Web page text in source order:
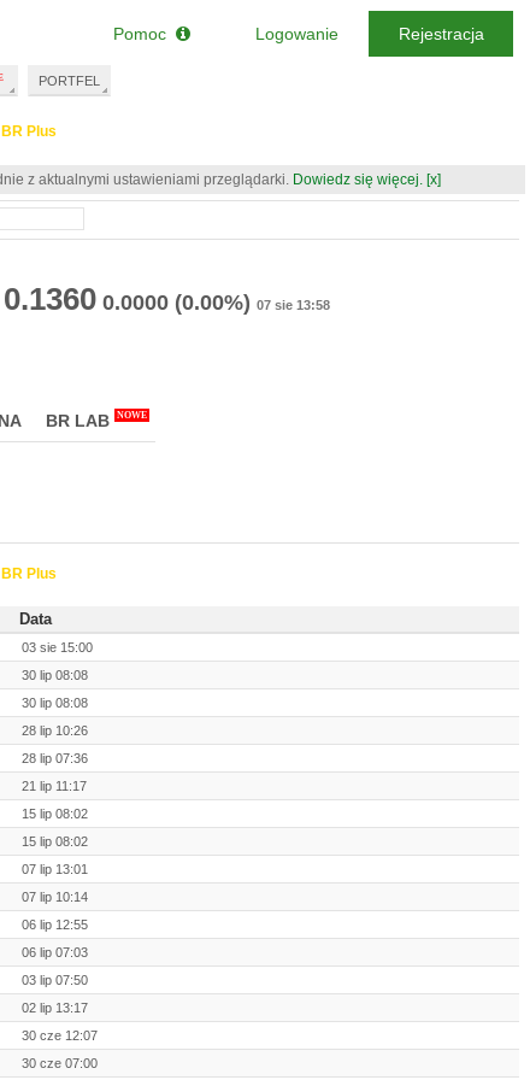
Plus
z aktualnymi ustawieniami przeglądarki. Dowiedz się więcej. [x]
0.1360 0.0000 (0.00%) 07 sie 13:58
BR LAB NOWE
Plus
Data
03 sie 15:00
30 lip 08:08
30 lip 08:08
28 lip 10:26
28 lip 07:36
21 lip 11:17
15 lip 08:02
15 lip 08:02
07 lip 13:01
07 lip 10:14
06 lip 12:55
06 lip 07:03
03 lip 07:50
02 lip 13:17
30 cze 12:07
30 cze 07:00
PORTFEL
Pomoc Logowanie Rejestracja